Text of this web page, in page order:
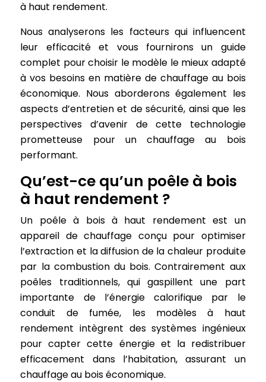
à haut rendement.
Nous analyserons les facteurs qui influencent
leur efficacité et vous fournirons un guide
complet pour choisir le modèle le mieux adapté
à vos besoins en matière de chauffage au bois
économique. Nous aborderons également les
aspects d’entretien et de sécurité, ainsi que les
perspectives d’avenir de cette technologie
prometteuse pour un chauffage au bois
performant.
Qu’est-ce qu’un poêle à bois
à haut rendement ?
Un poêle à bois à haut rendement est un
appareil de chauffage conçu pour optimiser
l’extraction et la diffusion de la chaleur produite
par la combustion du bois. Contrairement aux
poêles traditionnels, qui gaspillent une part
importante de l’énergie calorifique par le
conduit de fumée, les modèles à haut
rendement intègrent des systèmes ingénieux
pour capter cette énergie et la redistribuer
efficacement dans l’habitation, assurant un
chauffage au bois économique.